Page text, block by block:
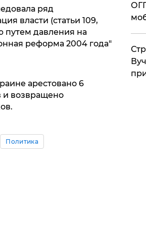
ряд
власти (статьи 109,
путем давления на
реформа 2004 года"
арестовано 6
и возвращено
Политика